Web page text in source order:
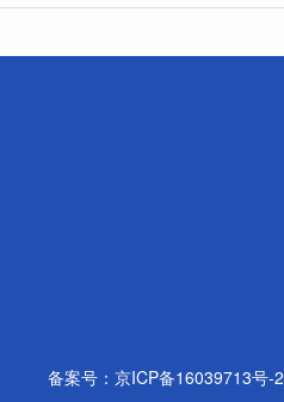
备案号： 京ICP备16039713号-2